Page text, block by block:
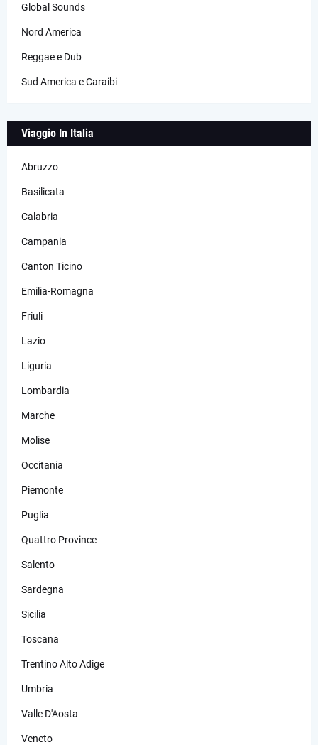
Global Sounds
Nord America
Reggae e Dub
Sud America e Caraibi
Viaggio In Italia
Abruzzo
Basilicata
Calabria
Campania
Canton Ticino
Emilia-Romagna
Friuli
Lazio
Liguria
Lombardia
Marche
Molise
Occitania
Piemonte
Puglia
Quattro Province
Salento
Sardegna
Sicilia
Toscana
Trentino Alto Adige
Umbria
Valle D'Aosta
Veneto